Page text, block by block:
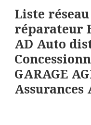
Liste
réparateur
AD Auto
GARAGE
Assurances